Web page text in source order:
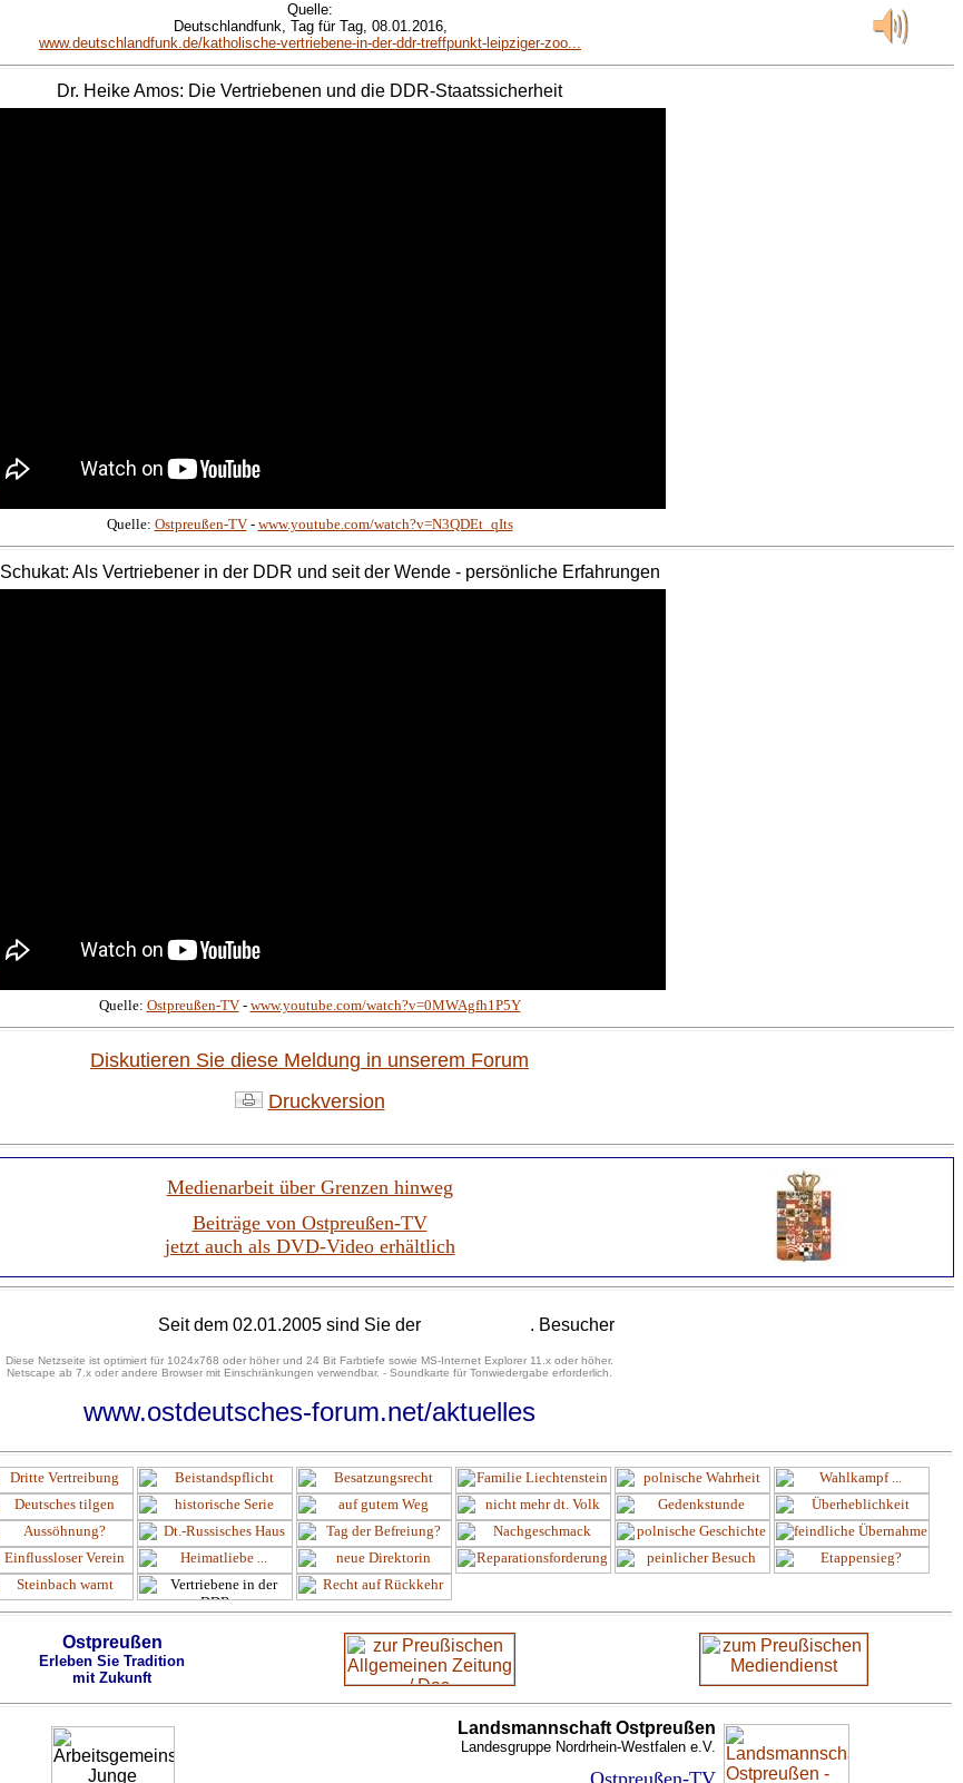
Quelle:
Deutschlandfunk, Tag für Tag, 08.01.2016,
www.deutschlandfunk.de/katholische-vertriebene-in-der-ddr-treffpunkt-leipziger-zoo...
Dr. HeikeAmos: Die Vertriebenen und die DDR-Staatssicherheit
Quelle: Ostpreußen-TV- www.youtube.com/watch?v=N3QDEt_qIts
Schukat: Als Vertriebener in der DDR und seit der Wende - persönliche Erfahrungen
Quelle: Ostpreußen-TV- www.youtube.com/watch?v=0MWAgfh1P5Y
Diskutieren Sie diese Meldung in unserem Forum
Druckversion
Medienarbeit über Grenzen hinweg
Beiträge von Ostpreußen-TV
jetzt auch als DVD-Video erhältlich
Seit dem 02.01.2005 sind Sie der . Besucher
Diese Netzseite ist optimiert für 1024x768 oder höher und 24 Bit Farbtiefe sowie MS-Internet Explorer 11.x oder höher.
Netscape ab 7.x oder andere Browser mit Einschränkungen verwendbar. - Soundkarte für Tonwiedergabe erforderlich.
www.ostdeutsches-forum.net/aktuelles
Ostpreußen
Erleben Sie Tradition
mit Zukunft
Landsmannschaft Ostpreußen
Landesgruppe Nordrhein-Westfalen e.V.
Ostpreußen-TV